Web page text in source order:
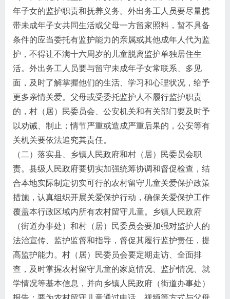
年子女的监护职责和抚养义务。外出务工人员要尽量携
带未成年子女共同生活或父母一方留家照料，暂不具备
条件的应当委托有监护能力的亲属或其他成年人代为监
护，不得让不满十六周岁的儿童脱离监护单独居住生
活。外出务工人员要与留守未成年子女常联系、多见
面，及时了解掌握他们的生活、学习和心理状况，给予
更多亲情关爱。父母或受委托监护人不履行监护职责
的，村（居）民委员会、公安机关和有关部门要及时予
以劝诫、制止；情节严重或造成严重后果的，公安等有
关机关要依法追究其责任。
（二）落实县、乡镇人民政府和村（居）民委员会职
责。县级人民政府要切实加强统筹协调和督促检查，结
合本地实际制定切实可行的农村留守儿童关爱保护政策
措施，认真组织开展关爱保护行动，确保关爱保护工作
覆盖本行政区域内所有农村留守儿童。乡镇人民政府
（街道办事处）和村（居）民委员会要加强对监护人的
法治宣传、监护监督和指导，督促其履行监护责任，提
高监护能力。村（居）民委员会要定期走访、全面排
查，及时掌握农村留守儿童的家庭情况、监护情况、就
学情况等基本信息，并向乡镇人民政府（街道办事处）